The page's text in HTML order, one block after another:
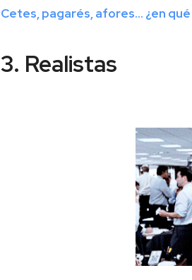
Cetes, pagarés, afores... ¿en
3. Realistas